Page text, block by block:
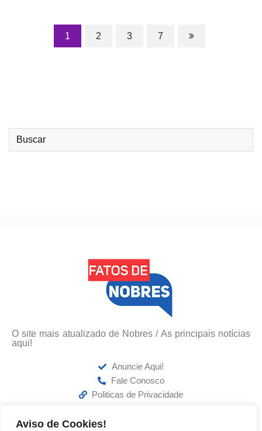
Aviso de Cookies!
1 2 3 7
O site mais atualizado de Nobres / As principais notícias
aqui!
Anuncie Aqui!
Fale Conosco
Politicas de Privacidade